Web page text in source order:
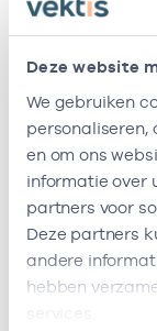
Deze website
We gebruiken
personaliseren,
en om ons
informatie over
partners voor
Deze partners
andere
hebben
vestigingen
Naam
Zorgstadje